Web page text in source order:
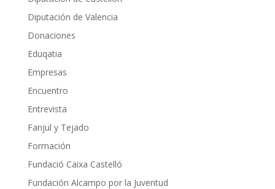
Diputación de Valencia
Donaciones
Eduqatia
Empresas
Encuentro
Entrevista
Fanjul y Tejado
Formación
Fundació Caixa Castelló
Fundación Alcampo por la Juventud